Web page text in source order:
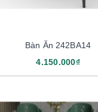
Bàn Ăn 242BA14
4.150.000₫